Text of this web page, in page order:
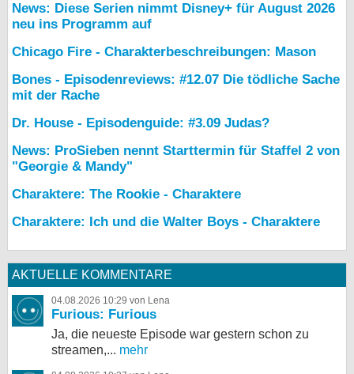
News: Diese Serien nimmt Disney+ für August 2026
neu ins Programm auf
Chicago Fire - Charakterbeschreibungen: Mason
Bones - Episodenreviews: #12.07 Die tödliche Sache
mit der Rache
Dr. House - Episodenguide: #3.09 Judas?
News: ProSieben nennt Starttermin für Staffel 2 von
"Georgie & Mandy"
Charaktere: The Rookie - Charaktere
Charaktere: Ich und die Walter Boys - Charaktere
AKTUELLE KOMMENTARE
04.08.2026 10:29 von Lena
Furious: Furious
Ja, die neueste Episode war gestern schon zu
streamen,... mehr